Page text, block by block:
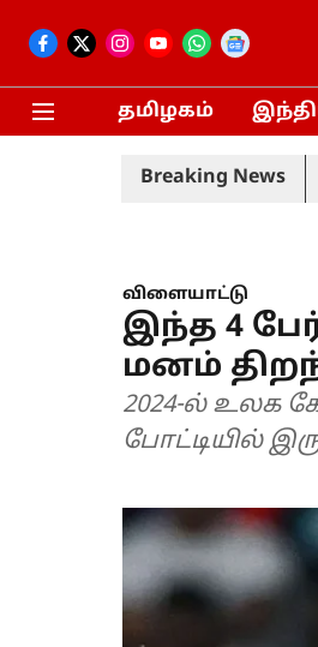
தமிழகம்
Breaking News
கோரவில்லை -
விளையாட்டு
இந்த 4
மனம்
2024-ல் உலக
போட்டியில்